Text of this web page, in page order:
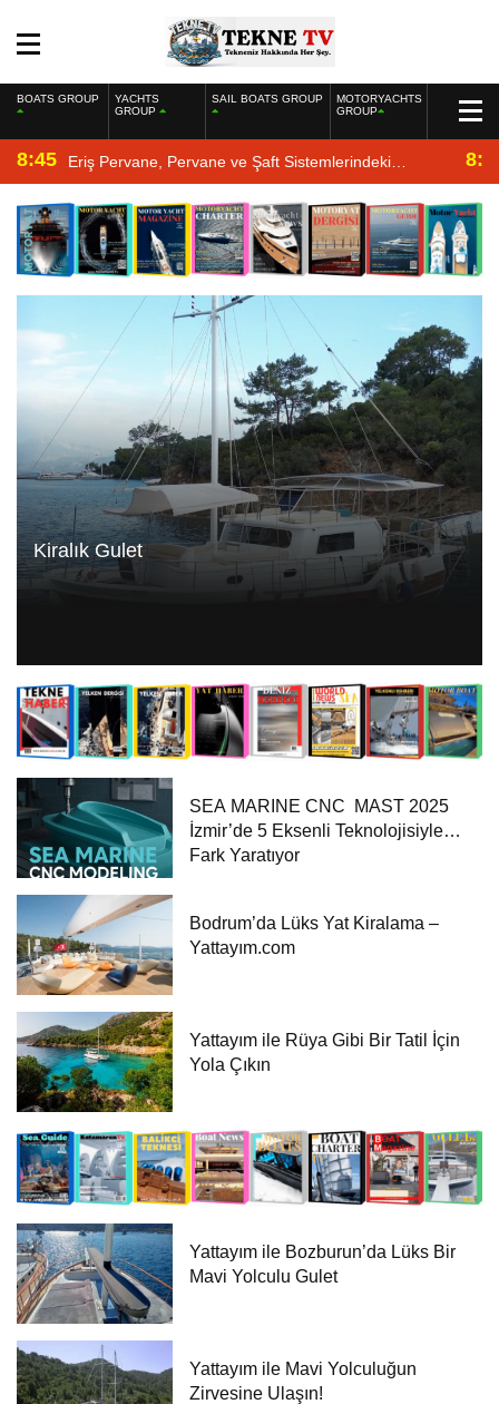
BOATS GROUP
YACHTS
GROUP
SAIL BOATS GROUP
MOTORYACHTS
GROUP
8:45 Eriş Pervane, Pervane ve Şaft Sistemlerindeki
Uzmanlığıyla Yat Dergisi’nde
Kiralık Gulet
SEA MARINE CNC MAST 2025
İzmir’de 5 Eksenli Teknolojisiyle
Fark Yaratıyor
Bodrum’da Lüks Yat Kiralama –
Yattayım.com
Yattayım ile Rüya Gibi Bir Tatil İçin
Yola Çıkın
Yattayım ile Bozburun’da Lüks Bir
Mavi Yolculu Gulet
Yattayım ile Mavi Yolculuğun
Zirvesine Ulaşın!